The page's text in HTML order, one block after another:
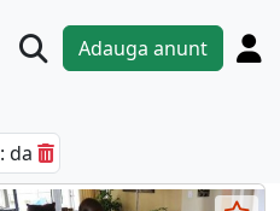
Adauga anunt
: da